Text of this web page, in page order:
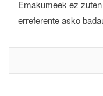
Emakumeek ez
erreferente asko